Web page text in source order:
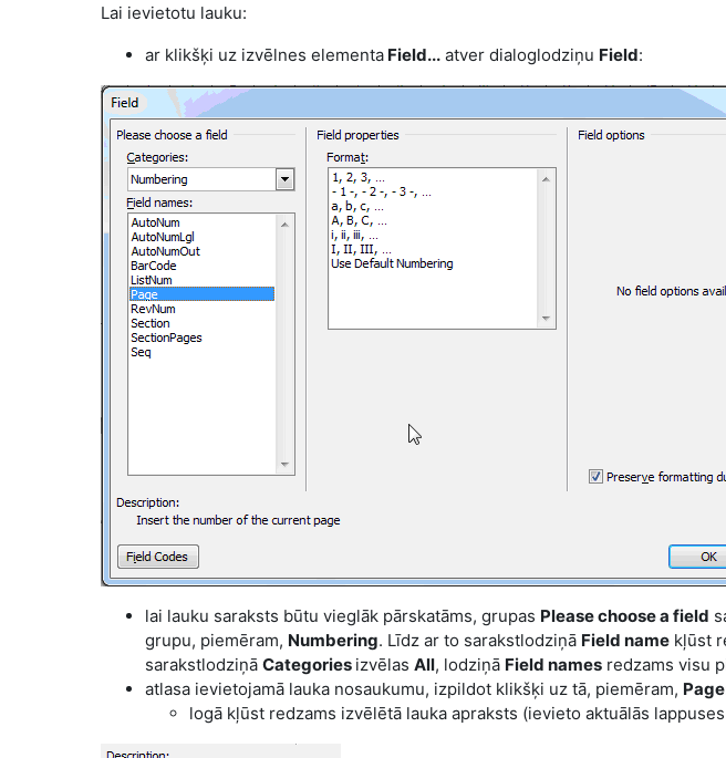
Lai ievietotu lauku:
ar klikšķi uz izvēlnes elementa Field... atver dialoglodziņu Field:
lai lauku saraksts būtu vieglāk pārskatāms, grupas Please choose a field
grupu, piemēram, Numbering. Līdz ar to sarakstlodziņā Field name kļūst
sarakstlodziņā Categories izvēlas All, lodziņā Field names redzams visu
atlasa ievietojamā lauka nosaukumu, izpildot klikšķi uz tā, piemēram, Page
logā kļūst redzams izvēlētā lauka apraksts (ievieto aktuālās